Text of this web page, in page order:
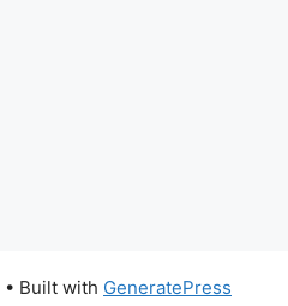
• Built with GeneratePress